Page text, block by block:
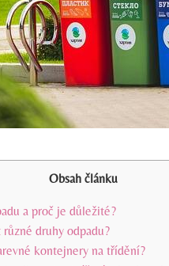
Obsah článku
a proč je důležité?
druhy odpadu?
kontejnery na třídění?